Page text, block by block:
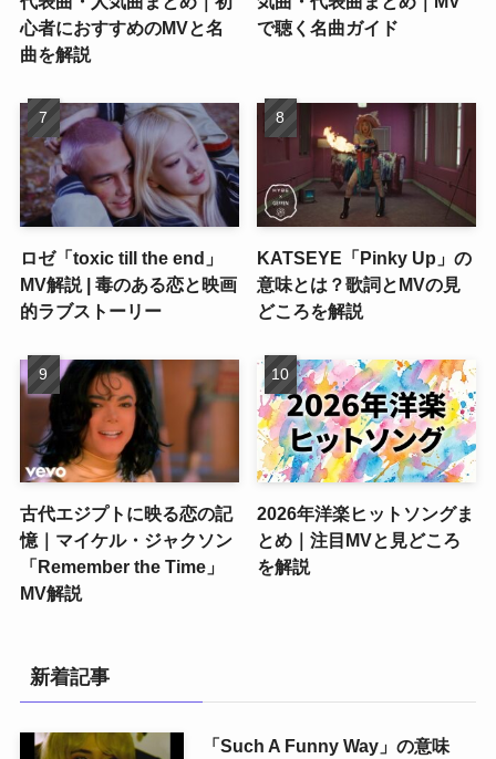
心者におすすめのMVと名
曲を解説
で聴く名曲ガイド
ロゼ「toxic till the end」
MV解説 | 毒のある恋と映画
的ラブストーリー
KATSEYE「Pinky Up」の
意味とは？歌詞とMVの見
どころを解説
古代エジプトに映る恋の記
憶｜マイケル・ジャクソン
「Remember the Time」
MV解説
2026年洋楽ヒットソングま
とめ｜注目MVと見どころ
を解説
新着記事
「Such A Funny Way」の意味